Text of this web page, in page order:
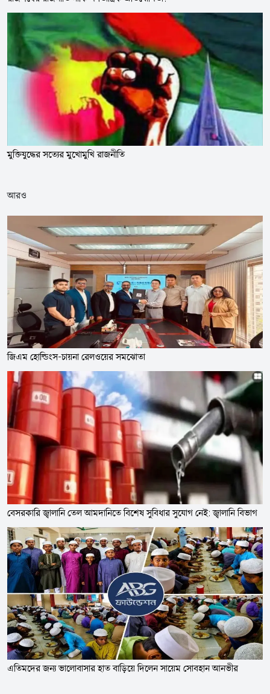
মুক্তিযুদ্ধের সত্যের মুখোমুখি রাজনীতি
আরও
জিএম হোল্ডিংস-চায়না রেলওয়ের সমঝোতা
বেসরকারি জ্বালানি তেল আমদানিতে বিশেষ সুবিধার সুযোগ নেই: জ্বালানি বিভাগ
এতিমদের জন্য ভালোবাসার হাত বাড়িয়ে দিলেন সায়েম সোবহান আনভীর